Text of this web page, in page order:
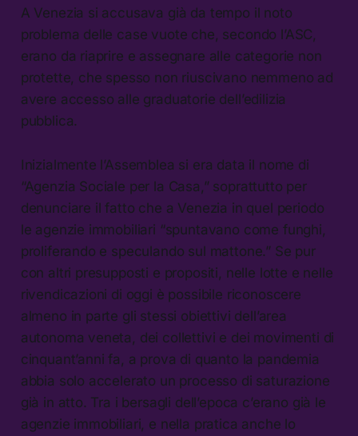
A Venezia si accusava già da tempo il noto
problema delle case vuote che, secondo l’ASC,
erano da riaprire e assegnare alle categorie non
protette, che spesso non riuscivano nemmeno ad
avere accesso alle graduatorie dell’edilizia
pubblica.
Inizialmente l’Assemblea si era data il nome di
“Agenzia Sociale per la Casa,” soprattutto per
denunciare il fatto che a Venezia in quel periodo
le agenzie immobiliari “spuntavano come funghi,
proliferando e speculando sul mattone.” Se pur
con altri presupposti e propositi, nelle lotte e nelle
rivendicazioni di oggi è possibile riconoscere
almeno in parte gli stessi obiettivi dell’area
autonoma veneta, dei collettivi e dei movimenti di
cinquant’anni fa, a prova di quanto la pandemia
abbia solo accelerato un processo di saturazione
già in atto. Tra i bersagli dell’epoca c’erano già le
agenzie immobiliari, e nella pratica anche lo